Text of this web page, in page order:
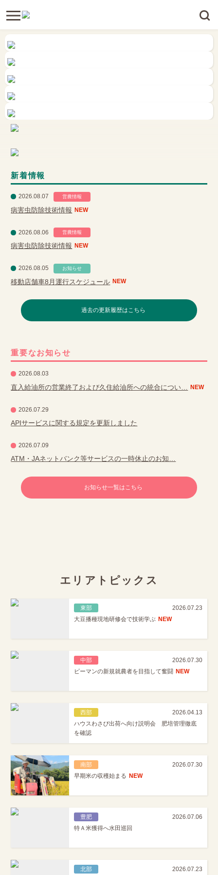
新着情報
2026.08.07 営農情報
病害虫防除技術情報 NEW
2026.08.06 営農情報
病害虫防除技術情報 NEW
2026.08.05 お知らせ
移動店舗車8月運行スケジュール NEW
過去の更新履歴はこちら
重要なお知らせ
2026.08.03
直入給油所の営業終了および久住給油所への統合につい… NEW
2026.07.29
APIサービスに関する規定を更新しました
2026.07.09
ATM・JAネットバンク等サービスの一時休止のお知…
お知らせ一覧はこちら
エリアトピックス
東部
2026.07.23
大豆播種現地研修会で技術学ぶ NEW
中部
2026.07.30
ピーマンの新規就農者を目指して奮闘 NEW
西部
2026.04.13
ハウスわさび出荷へ向け説明会 肥培管理徹底
を確認
南部
2026.07.30
早期米の収穫始まる NEW
豊肥
2026.07.06
特Ａ米獲得へ水田巡回
北部 2026.07.23